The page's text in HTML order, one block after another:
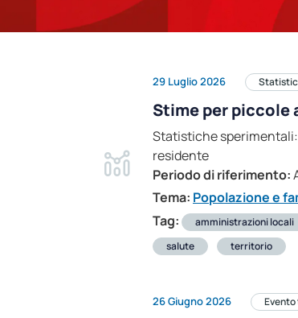
29 Luglio 2026
Stime per piccole
Statistiche
residente
Periodo di riferimento:
Tema: Popolazione e
Tag:
amministrazioni locali
salute
territorio
26 Giugno 2026